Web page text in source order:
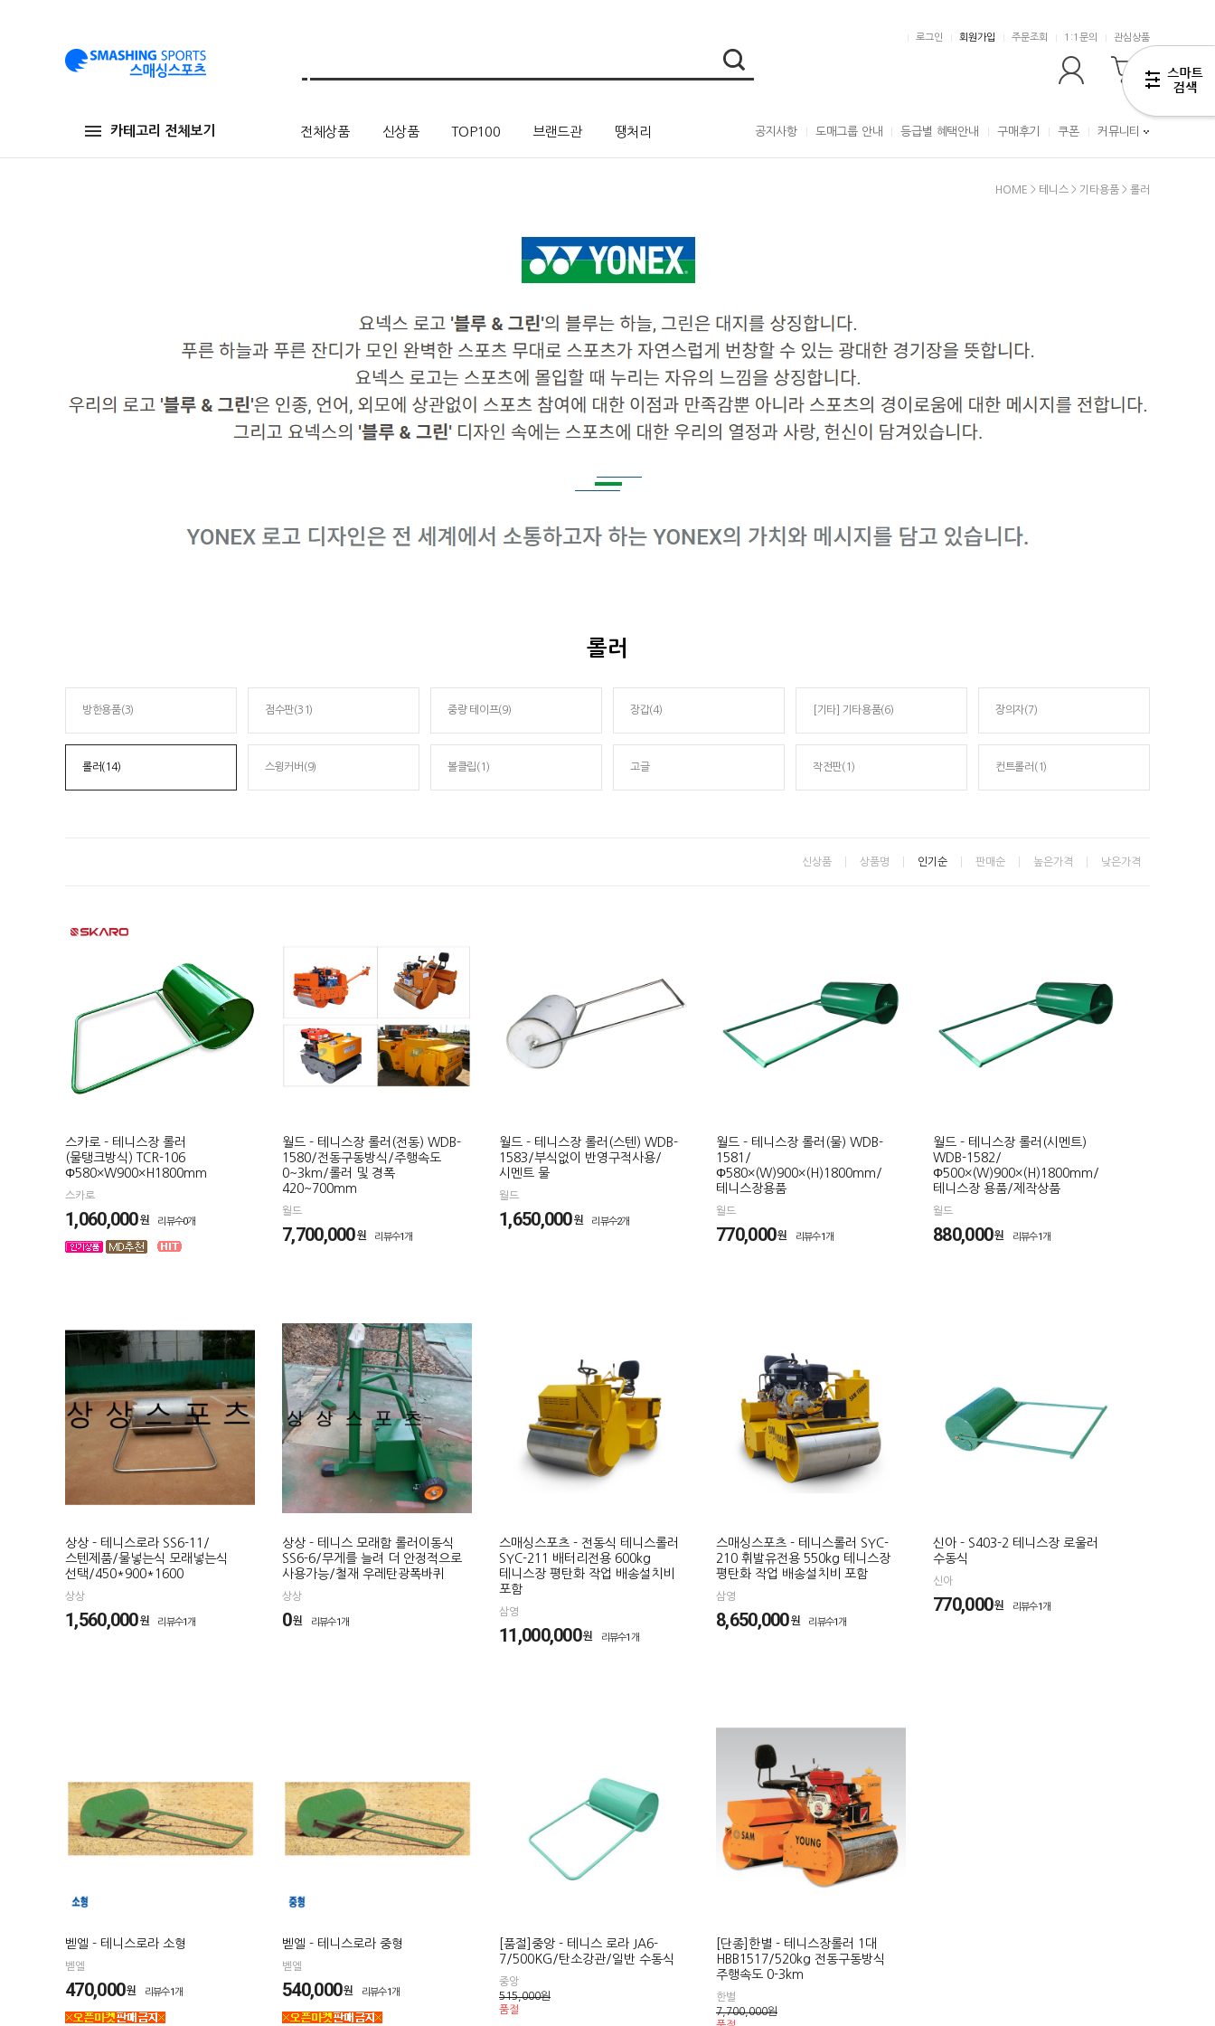
로그인 회원가입 주문조회 1:1문의 관심상품
카테고리 전체보기 전체상품 신상품 TOP100 브랜드관 땡처리 공지사항 도매그룹 안내 등급별 혜택안내 구매후기 쿠폰 커뮤니티
HOME > 테니스 > 기타용품 > 롤러
롤러
방한용품(3) 점수판(31) 중량 테이프(9) 장갑(4) [기타] 기타용품(6) 장의자(7)
롤러(14) 스윙커버(9) 볼클립(1) 고글 작전판(1) 컨트롤러(1)
신상품 상품명 인기순 판매순 높은가격 낮은가격
스카로 - 테니스장 롤러
(물탱크방식) TCR-106
Φ580×W900×H1800mm
스카로
1,060,000원 리뷰수0개
월드 - 테니스장 롤러(전동) WDB-
1580/전동구동방식/주행속도
0~3km/롤러 및 경폭
420~700mm
월드
7,700,000원 리뷰수1개
월드 - 테니스장 롤러(스텐) WDB-
1583/부식없이 반영구적사용/
시멘트 물
월드
1,650,000원 리뷰수2개
월드 - 테니스장 롤러(물) WDB-
1581/
Φ580×(W)900×(H)1800mm/
테니스장용품
월드
770,000원 리뷰수1개
월드 - 테니스장 롤러(시멘트)
WDB-1582/
Φ500×(W)900×(H)1800mm/
테니스장 용품/제작상품
월드
880,000원 리뷰수1개
상상 - 테니스로라 SS6-11/
스텐제품/물넣는식 모래넣는식
선택/450*900*1600
상상
1,560,000원 리뷰수1개
상상 - 테니스 모래함 롤러이동식
SS6-6/무게를 늘려 더 안정적으로
사용가능/철재 우레탄광폭바퀴
상상
0원 리뷰수1개
스매싱스포츠 - 전동식 테니스롤러
SYC-211 배터리전용 600kg
테니스장 평탄화 작업 배송설치비
포함
삼영
11,000,000원 리뷰수1개
스매싱스포츠 - 테니스롤러 SYC-
210 휘발유전용 550kg 테니스장
평탄화 작업 배송설치비 포함
삼영
8,650,000원 리뷰수1개
신아 - S403-2 테니스장 로울러
수동식
신아
770,000원 리뷰수1개
벧엘 - 테니스로라 소형
벧엘
470,000원 리뷰수1개
벧엘 - 테니스로라 중형
벧엘
540,000원 리뷰수1개
[품절]중앙 - 테니스 로라 JA6-
7/500KG/탄소강관/일반 수동식
중앙
515,000원
품절
[단종]한별 - 테니스장롤러 1대
HBB1517/520kg 전동구동방식
주행속도 0-3km
한별
7,700,000원